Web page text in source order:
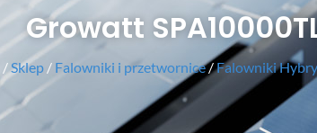
Growatt
/Sklep / Falowniki i przetwornice/Falowniki